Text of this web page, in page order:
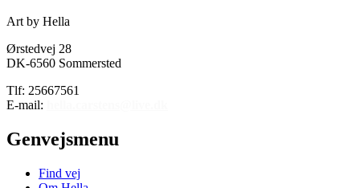
Art by Hella
Ørstedvej 28
DK-6560 Sommersted
Tlf: 25667561
E-mail:
Genvejsmenu
Find vej